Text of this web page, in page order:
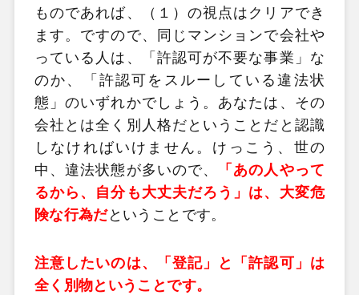
ものであれば、（１）の視点はクリアでき
ます。ですので、同じマンションで会社や
っている人は、「許認可が不要な事業」な
のか、「許認可をスルーしている違法状
態」のいずれかでしょう。あなたは、その
会社とは全く別人格だということだと認識
しなければいけません。けっこう、世の
中、違法状態が多いので、
「あの人やって
るから、自分も大丈夫だろう」は、大変危
険な行為だということです。
注意したいのは、「登記」と「許認可」は
全く別物ということです。